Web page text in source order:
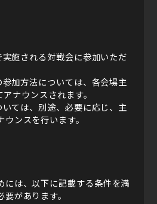
施される対戦会に参加いただ
加方法については、各会場主
ナウンスされます。
ては、別途、必要に応じ、主
ンスを行います。
には、以下に記載する条件を満
があります。